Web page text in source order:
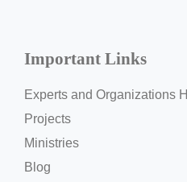
Important Links
Experts and Organizations
Projects
Ministries
Blog